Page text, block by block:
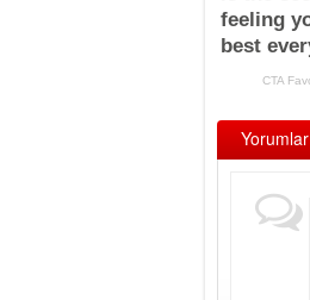
Yorumlar